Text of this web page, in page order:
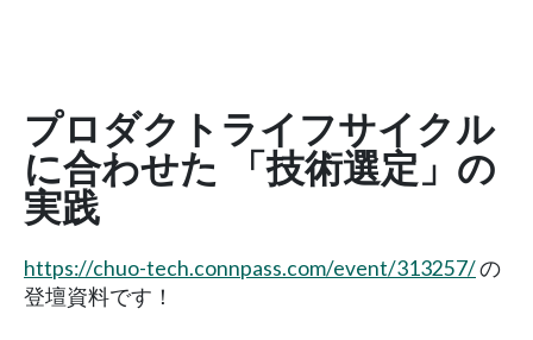
プロダクトライフサイクル
に合わせた 「技術選定」の
実践
https://chuo-tech.connpass.com/event/313257/の
登壇資料です！